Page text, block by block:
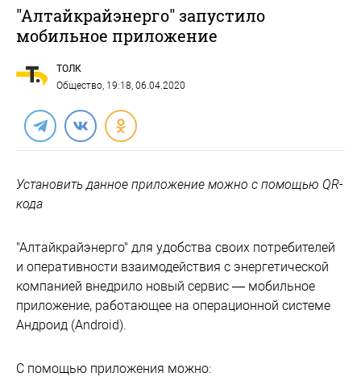
"Алтайкрайэнерго" запустило
мобильное приложение
ТОЛК
Общество, 19:18, 06.04.2020
Установить данное приложение можно с помощью QR-
кода
"Алтайкрайэнерго" для удобства своих потребителей
и оперативности взаимодействия с энергетической
компанией внедрило новый сервис — мобильное
приложение, работающее на операционной системе
Андроид (Android).
С помощью приложения можно: